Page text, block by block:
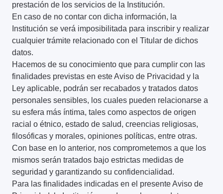
prestación de los servicios de la Institución.
En caso de no contar con dicha información, la
Institución se verá imposibilitada para inscribir y realizar
cualquier trámite relacionado con el Titular de dichos
datos.
Hacemos de su conocimiento que para cumplir con las
finalidades previstas en este Aviso de Privacidad y la
Ley aplicable, podrán ser recabados y tratados datos
personales sensibles, los cuales pueden relacionarse a
su esfera más íntima, tales como aspectos de origen
racial o étnico, estado de salud, creencias religiosas,
filosóficas y morales, opiniones políticas, entre otras.
Con base en lo anterior, nos comprometemos a que los
mismos serán tratados bajo estrictas medidas de
seguridad y garantizando su confidencialidad.
Para las finalidades indicadas en el presente Aviso de